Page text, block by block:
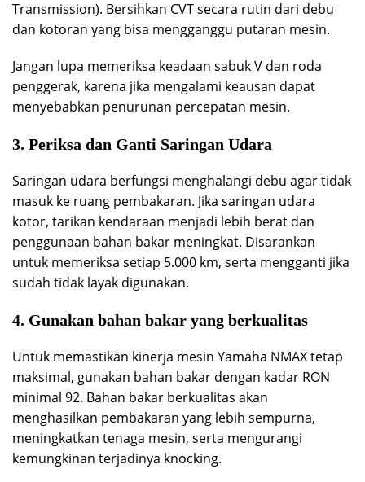
Transmission). Bersihkan CVT secara rutin dari debu
dan kotoran yang bisa mengganggu putaran mesin.
Jangan lupa memeriksa keadaan sabuk V dan roda
penggerak, karena jika mengalami keausan dapat
menyebabkan penurunan percepatan mesin.
3. Periksa dan Ganti Saringan Udara
Saringan udara berfungsi menghalangi debu agar tidak
masuk ke ruang pembakaran. Jika saringan udara
kotor, tarikan kendaraan menjadi lebih berat dan
penggunaan bahan bakar meningkat. Disarankan
untuk memeriksa setiap 5.000 km, serta mengganti jika
sudah tidak layak digunakan.
4. Gunakan bahan bakar yang berkualitas
Untuk memastikan kinerja mesin Yamaha NMAX tetap
maksimal, gunakan bahan bakar dengan kadar RON
minimal 92. Bahan bakar berkualitas akan
menghasilkan pembakaran yang lebih sempurna,
meningkatkan tenaga mesin, serta mengurangi
kemungkinan terjadinya knocking.